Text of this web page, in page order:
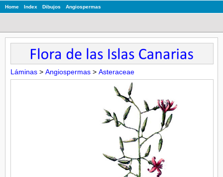
Home Index Dibujos Angiospermas
Láminas > Angiospermas > Asteraceae